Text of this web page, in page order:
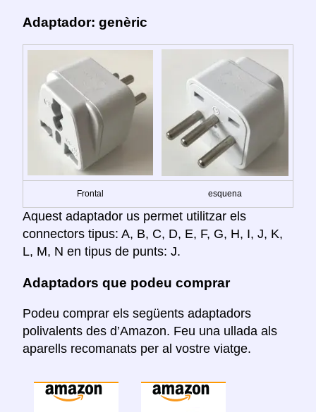
Adaptador: genèric
Frontal esquena
Aquest adaptador us permet utilitzar els
connectors tipus: A, B, C, D, E, F, G, H, I, J, K,
L, M, N en tipus de punts: J.
Adaptadors que podeu comprar
Podeu comprar els següents adaptadors
polivalents des d’Amazon. Feu una ullada als
aparells recomanats per al vostre viatge.